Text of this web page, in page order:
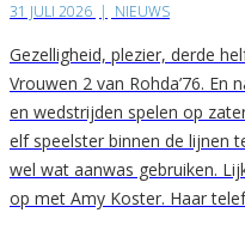
31 JULI 2026 | NIEUWS
Gezelligheid, plezier, derde
Vrouwen 2 van Rohda’76.
en wedstrijden spelen op
elf speelster binnen de lijnen
wel wat aanwas gebruiken.
op met Amy Koster. Haar